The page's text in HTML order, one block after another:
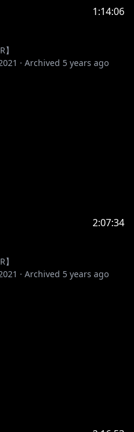
1:14:06
· Archived 5 years ago
2:07:34
· Archived 5 years ago